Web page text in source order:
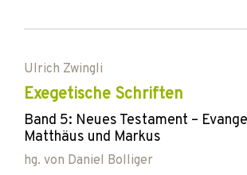
Ulrich Zwingli
Exegetische Schriften
Band 5: Neues Testament –
Matthäus und Markus
hg. von Daniel Bolliger